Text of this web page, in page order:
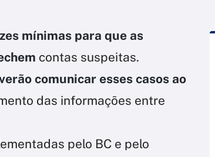
mínimas para que as
contas suspeitas.
comunicar esses casos ao
das informações entre
pelo BC e pelo